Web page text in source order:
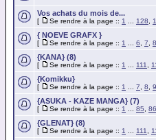
Vos achats du mois de...
[ Se rendre à la page :: 1 128
{ NOEVE GRAFX }
[ Se rendre à la page :: 1 6 7 8
{KANA} (8)
[ Se rendre à la page :: 1 111
{Komikku}
[ Se rendre à la page :: 1 7 8 9
{ASUKA - KAZE MANGA} (7)
[ Se rendre à la page :: 1 85 86
{GLENAT} (8)
[ Se rendre à la page :: 1 111